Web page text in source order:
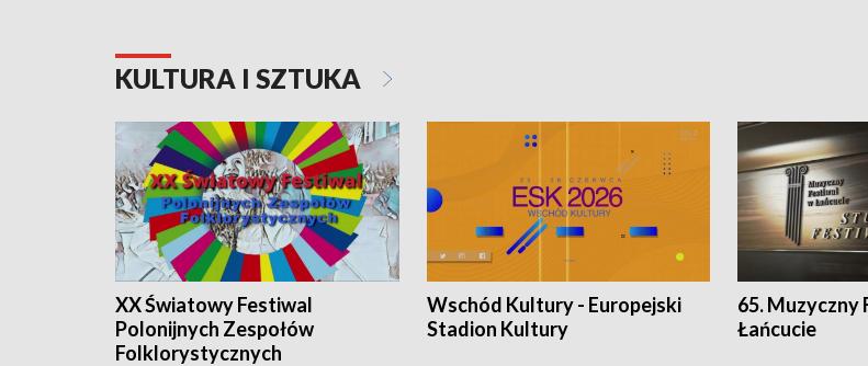
KULTURA I SZTUKA
XX Światowy Festiwal
Polonijnych Zespołów
Folklorystycznych
Wschód Kultury - Europejski
Stadion Kultury
65. Muzyczny
Łańcucie